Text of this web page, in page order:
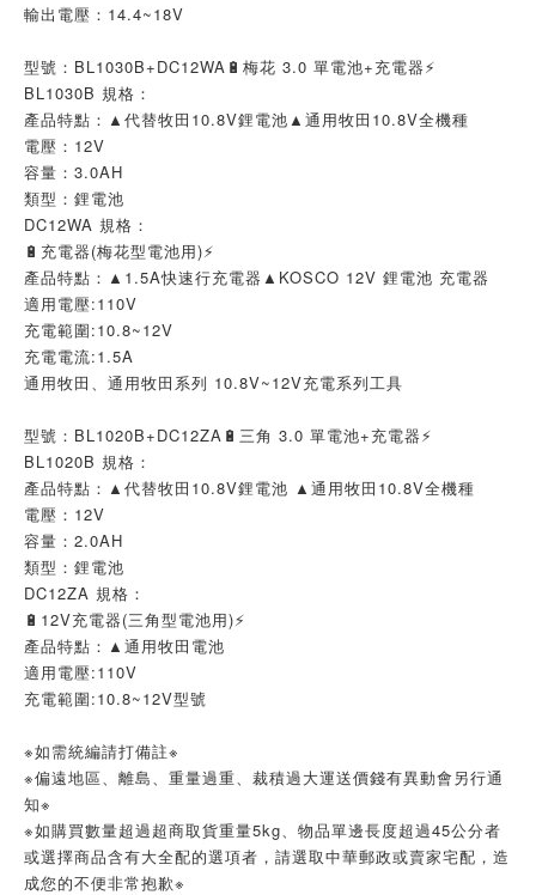
輸出電壓：14.4~18V
型號：BL1030B+DC12WA🔋梅花 3.0 單電池+充電器⚡
BL1030B 規格：
產品特點：▲代替牧田10.8V鋰電池▲通用牧田10.8V全機種
電壓：12V
容量：3.0AH
類型：鋰電池
DC12WA 規格：
🔋充電器(梅花型電池用)⚡
產品特點：▲1.5A快速行充電器▲KOSCO 12V 鋰電池 充電器
適用電壓:110V
充電範圍:10.8~12V
充電電流:1.5A
通用牧田、通用牧田系列 10.8V~12V充電系列工具
型號：BL1020B+DC12ZA🔋三角 3.0 單電池+充電器⚡
BL1020B 規格：
產品特點：▲代替牧田10.8V鋰電池 ▲通用牧田10.8V全機種
電壓：12V
容量：2.0AH
類型：鋰電池
DC12ZA 規格：
🔋12V充電器(三角型電池用)⚡
產品特點：▲通用牧田電池
適用電壓:110V
充電範圍:10.8~12V型號
※如需統編請打備註※
※偏遠地區、離島、重量過重、裁積過大運送價錢有異動會另行通
知※
※如購買數量超過超商取貨重量5kg、物品單邊長度超過45公分者
或選擇商品含有大全配的選項者，請選取中華郵政或賣家宅配，造
成您的不便非常抱歉※